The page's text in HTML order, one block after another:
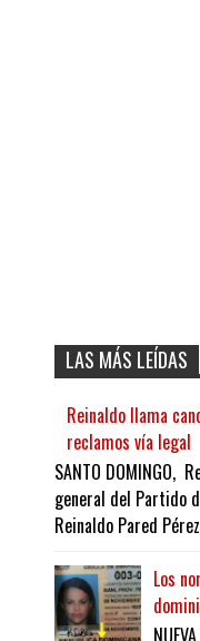
LAS MÁS LEÍDAS
Reinaldo llama
reclamos vía legal
SANTO DOMINGO,
general del Partido
Reinaldo Pared
Los